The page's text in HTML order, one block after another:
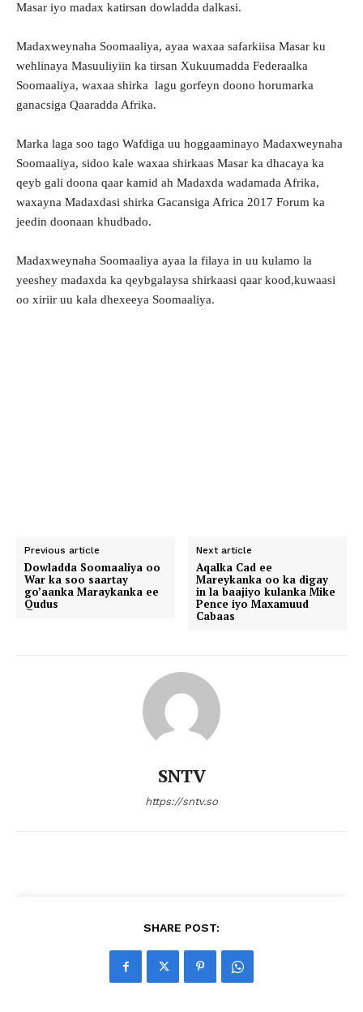
Masar iyo madax katirsan dowladda dalkasi.
Madaxweynaha Soomaaliya, ayaa waxaa safarkiisa Masar ku
wehlinaya Masuuliyiin ka tirsan Xukuumadda Federaalka
Soomaaliya, waxaa shirka lagu gorfeyn doono horumarka
ganacsiga Qaaradda Afrika.
Marka laga soo tago Wafdiga uu hoggaaminayo Madaxweynaha
Soomaaliya, sidoo kale waxaa shirkaas Masar ka dhacaya ka
qeyb gali doona qaar kamid ah Madaxda wadamada Afrika,
waxayna Madaxdasi shirka Gacansiga Africa 2017 Forum ka
jeedin doonaan khudbado.
Madaxweynaha Soomaaliya ayaa la filaya in uu kulamo la
yeeshey madaxda ka qeybgalaysa shirkaasi qaar kood,kuwaasi
oo xiriir uu kala dhexeeya Soomaaliya.
Previous article
Dowladda Soomaaliya oo
War ka soo saartay
go’aanka Maraykanka ee
Qudus
Next article
Aqalka Cad ee
Mareykanka oo ka digay
in la baajiyo kulanka Mike
Pence iyo Maxamuud
Cabaas
SNTV
https://sntv.so
SHARE POST: